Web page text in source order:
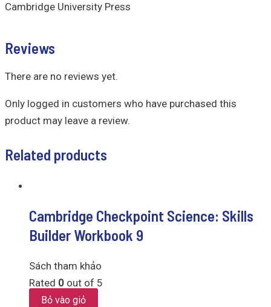
Cambridge University Press
Reviews
There are no reviews yet.
Only logged in customers who have purchased this
product may leave a review.
Related products
Cambridge Checkpoint Science: Skills
Builder Workbook 9
Sách tham khảo
Rated 0 out of 5
Bỏ vào giỏ